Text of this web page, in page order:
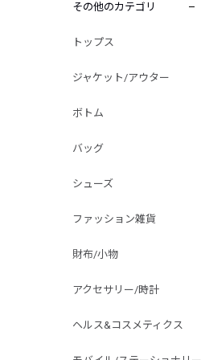
その他のカテゴリ
トップス
ジャケット/アウター
ボトム
バッグ
シューズ
ファッション雑貨
財布/小物
アクセサリー/時計
ヘルス&コスメティクス